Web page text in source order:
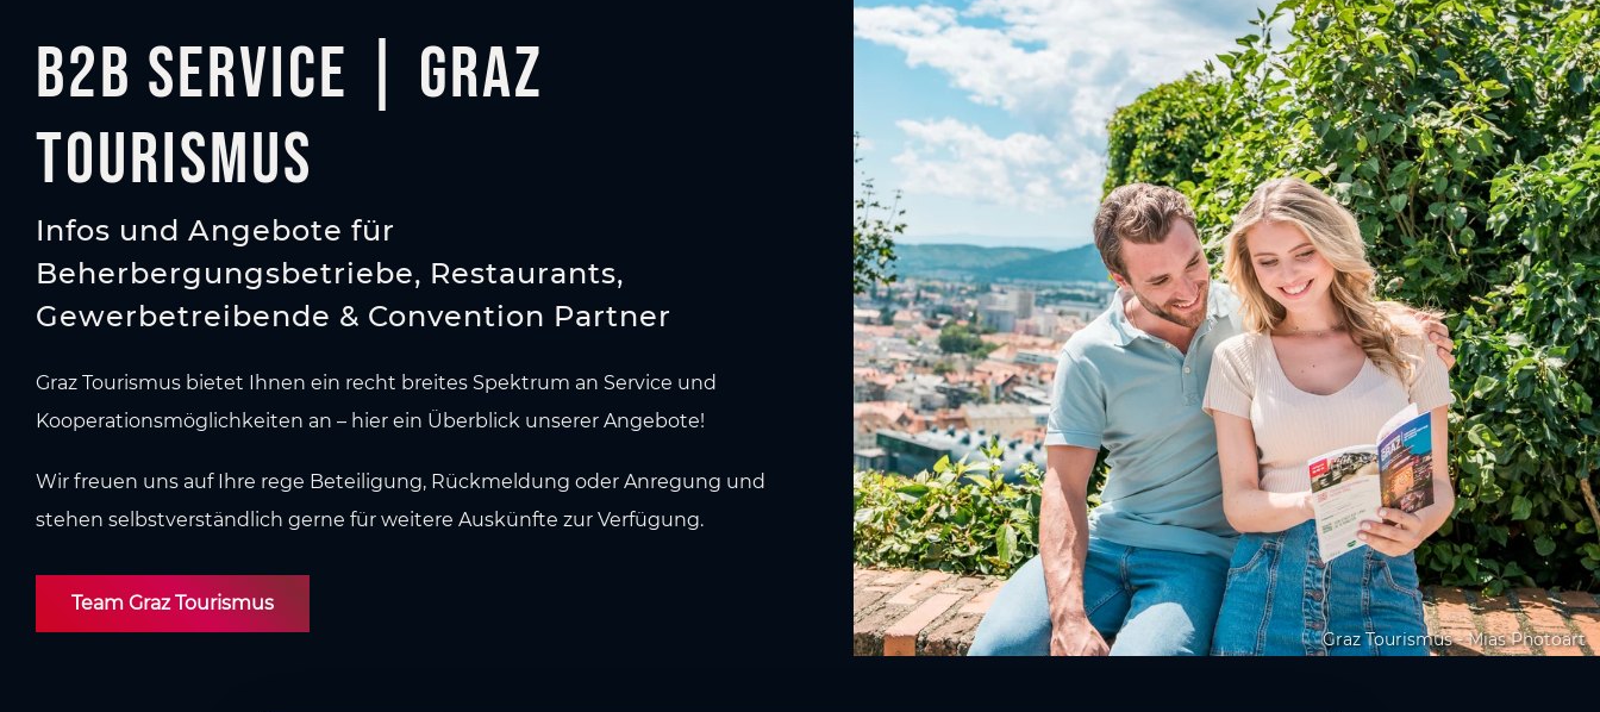
B2B Service | Graz
Tourismus
Infos und Angebote für
Beherbergungsbetriebe, Restaurants,
Gewerbetreibende & Convention Partner
Graz Tourismus bietet Ihnen ein recht breites Spektrum an Service und
Kooperationsmöglichkeiten an – hier ein Überblick unserer Angebote!
Wir freuen uns auf Ihre rege Beteiligung, Rückmeldung oder Anregung und
stehen selbstverständlich gerne für weitere Auskünfte zur Verfügung.
Team Graz Tourismus
Graz Tourismus - Mias Photoart